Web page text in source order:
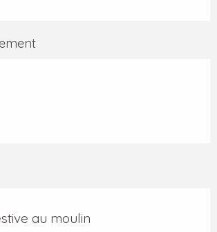
au moulin